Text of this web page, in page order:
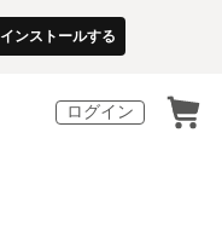
インストールする
ログイン